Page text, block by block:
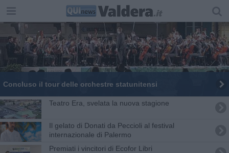
Concluso il tour delle orchestre statunitensi
Teatro Era, svelata la nuova stagione
Il gelato di Donati da Peccioli al festival
internazionale di Palermo
Premiati i vincitori di Ecofor Libri